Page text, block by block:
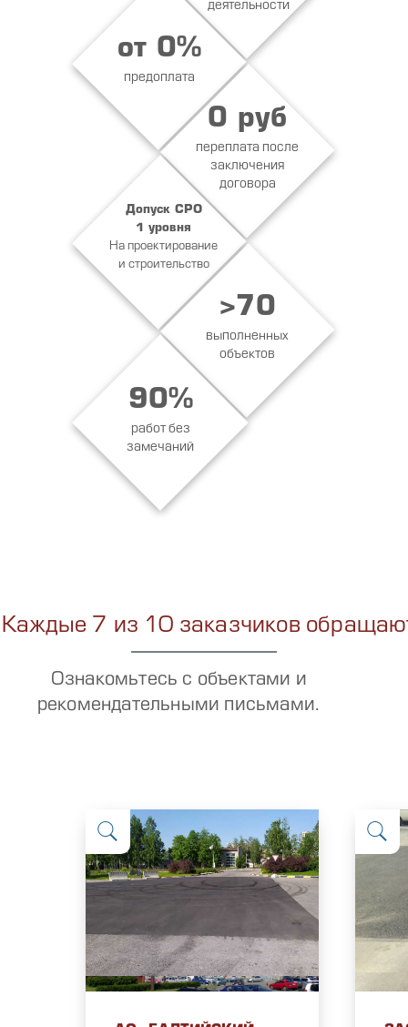
деятельности
от 0%
предоплата
0 руб
переплата после
заключения
договора
Допуск СРО
1 уровня
На проектирование
и строительство
>70
выполненных
объектов
90%
работ без
замечаний
Каждые 7 из 10 заказчиков
Ознакомьтесь с объектами и
рекомендательными письмами.